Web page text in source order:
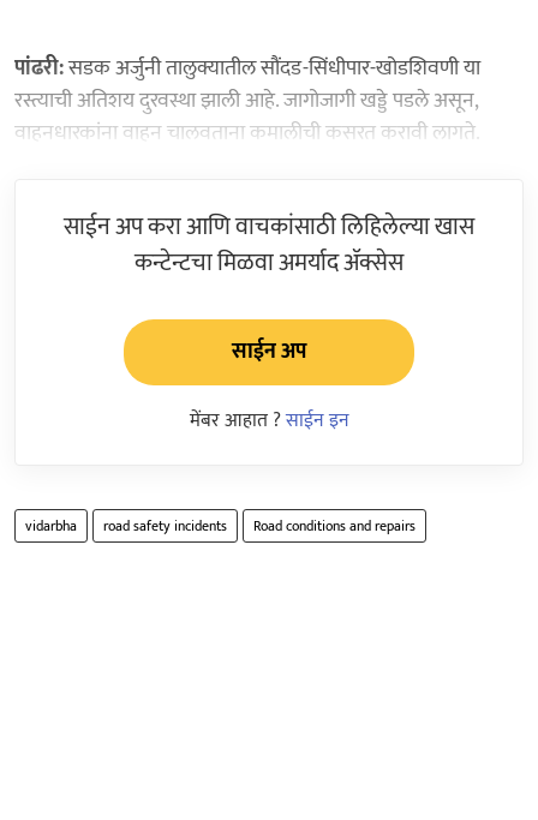
पांढरी:सडक अर्जुनी तालुक्यातील सौंदड-सिंधीपार-खोडशिवणी या
रस्त्याची अतिशय दुरवस्था झाली आहे. जागोजागी खड्डे पडले असून,
वाहनधारकांना वाहन चालवताना कमालीची कसरत करावी लागते.
साईन अप करा आणि वाचकांसाठी लिहिलेल्या खास
कन्टेन्टचा मिळवा अमर्याद ॲक्सेस
साईन अप
मेंबर आहात ?साईन इन
vidarbha road safety incidents Road conditions and repairs